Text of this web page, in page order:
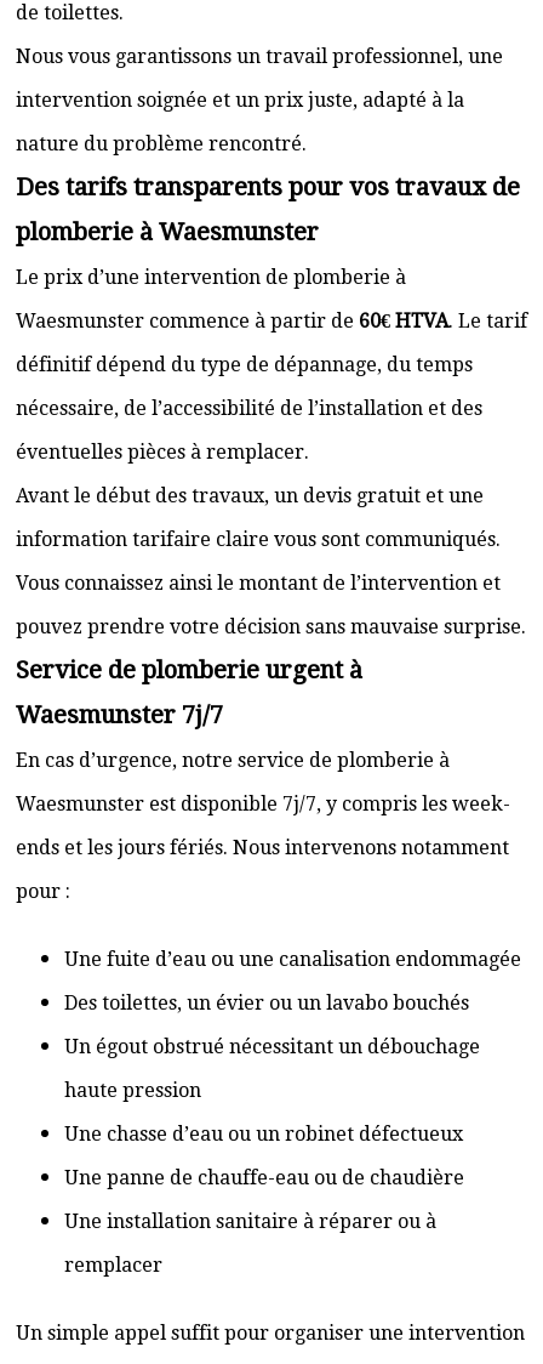
de toilettes.
Nous vous garantissons un travail professionnel, une
intervention soignée et un prix juste, adapté à la
nature du problème rencontré.
Des tarifs transparents pour vos travaux de
plomberie à Waesmunster
Le prix d’une intervention de plomberie à
Waesmunster commence à partir de 60€ HTVA. Le tarif
définitif dépend du type de dépannage, du temps
nécessaire, de l’accessibilité de l’installation et des
éventuelles pièces à remplacer.
Avant le début des travaux, un devis gratuit et une
information tarifaire claire vous sont communiqués.
Vous connaissez ainsi le montant de l’intervention et
pouvez prendre votre décision sans mauvaise surprise.
Service de plomberie urgent à
Waesmunster 7j/7
En cas d’urgence, notre service de plomberie à
Waesmunster est disponible 7j/7, y compris les week-
ends et les jours fériés. Nous intervenons notamment
pour :
Une fuite d’eau ou une canalisation endommagée
Des toilettes, un évier ou un lavabo bouchés
Un égout obstrué nécessitant un débouchage
haute pression
Une chasse d’eau ou un robinet défectueux
Une panne de chauffe-eau ou de chaudière
Une installation sanitaire à réparer ou à
remplacer
Un simple appel suffit pour organiser une intervention